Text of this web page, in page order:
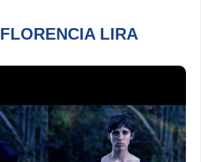
FLORENCIA LIRA